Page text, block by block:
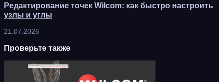
Редактирование точек Wilcom: как быстро настроить
узлы и углы
21.07.2026
Проверьте также